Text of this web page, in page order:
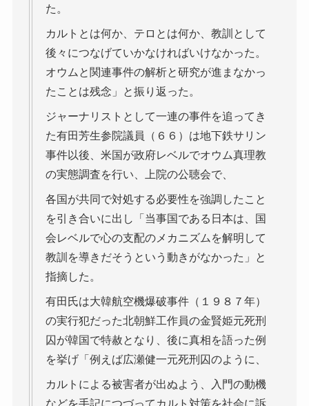
た。
カルトとは何か、テロとは何か、教訓として
後々につなげていかなければいけなかった。
オウムと関連事件の解析と研究が進まなかっ
たことは残念」と振り返った。
ジャーナリストとして一連の事件を追ってき
た有田芳生参院議員（６６）は地下鉄サリン
事件以後、米国が政府レベルでオウム真理教
の実態調査を行い、上院の公聴会で、
各国が共同で対処する必要性を強調したこと
を引き合いに出し「当事国である日本は、国
会レベルで心の支配のメカニズムを解明して
教訓を導きだそうという動きがなかった」と
指摘した。
有田氏は大韓航空機爆破事件（１９８７年）
の実行犯だった北朝鮮工作員の金賢姫元死刑
囚が韓国で特赦となり、後に真相を語った例
を挙げ「例えば広瀬健一元死刑囚のように、
カルトによる被害者が出ぬよう、入門の動機